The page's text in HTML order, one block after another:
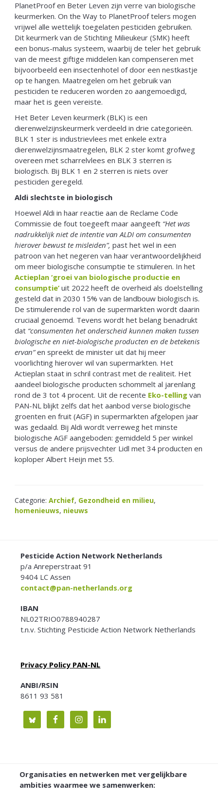
PlanetProof en Beter Leven zijn verre van biologische
keurmerken. On the Way to PlanetProof telers mogen
vrijwel alle wettelijk toegelaten pesticiden gebruiken.
Dit keurmerk van de Stichting Milieukeur (SMK) heeft
een bonus-malus systeem, waarbij de teler het gebruik
van de meest giftige middelen kan compenseren met
bijvoorbeeld een insectenhotel of door een nestkastje
op te hangen. Maatregelen om het gebruik van
pesticiden te reduceren worden zo aangemoedigd,
maar het is geen vereiste.
Het Beter Leven keurmerk (BLK) is een
dierenwelzijnskeurmerk verdeeld in drie categorieën.
BLK 1 ster is industrievlees met enkele extra
dierenwelzijnsmaatregelen, BLK 2 ster komt grofweg
overeen met scharrelvlees en BLK 3 sterren is
biologisch. Bij BLK 1 en 2 sterren is niets over
pesticiden geregeld.
Aldi slechtste in biologisch
Hoewel Aldi in haar reactie aan de Reclame Code
Commissie de fout toegeeft maar aangeeft “Het was
nadrukkelijk niet de intentie van ALDI om consumenten
hierover bewust te misleiden”, past het wel in een
patroon van het negeren van haar verantwoordelijkheid
om meer biologische consumptie te stimuleren. In het
Actieplan ‘groei van biologische productie en
consumptie’ uit 2022 heeft de overheid als doelstelling
gesteld dat in 2030 15% van de landbouw biologisch is.
De stimulerende rol van de supermarkten wordt daarin
cruciaal genoemd. Tevens wordt het belang benadrukt
dat “consumenten het onderscheid kunnen maken tussen
biologische en niet-biologische producten en de betekenis
ervan”en spreekt de minister uit dat hij meer
voorlichting hierover wil van supermarkten. Het
Actieplan staat in schril contrast met de realiteit. Het
aandeel biologische producten schommelt al jarenlang
rond de 3 tot 4 procent. Uit de recente Eko-telling van
PAN-NL blijkt zelfs dat het aanbod verse biologische
groenten en fruit (AGF) in supermarkten afgelopen jaar
was gedaald. Bij Aldi wordt verreweg het minste
biologische AGF aangeboden: gemiddeld 5 per winkel
versus de andere prijsvechter Lidl met 34 producten en
koploper Albert Heijn met 55.
Categorie: Archief, Gezondheid en milieu,
homenieuws, nieuws
FOOTERPesticide Action Network Netherlands
p/a Anreperstraat 91
9404 LC Assen
contact@pan-netherlands.org
IBAN
NL02TRIO0788940287
t.n.v. Stichting Pesticide Action Network Netherlands
Privacy Policy PAN-NL
ANBI/RSIN
8611 93 581
Organisaties en netwerken met vergelijkbare
ambities waarmee we samenwerken: